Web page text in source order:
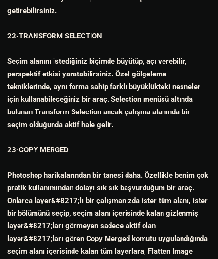
getirebilirsiniz.
22-TRANSFORM SELECTION
Seçim alanını istediğiniz biçimde büyütüp, açı verebilir,
perspektif etkisi yaratabilirsiniz. Özel gölgeleme
tekniklerinde, aynı forma sahip farklı büyüklükteki nesneler
için kullanabileceğiniz bir araç. Selection menüsü altında
bulunan Transform Selection ancak çalışma alanında bir
seçim olduğunda aktif hale gelir.
23-COPY MERGED
Photoshop harikalarından bir tanesi daha. Özellikle benim çok
pratik kullanımından dolayı sık sık başvurduğum bir araç.
Onlarca layer&#8217;lı bir çalışmanızda ister tüm alanı, ister
bir bölümünü seçip, seçim alanı içerisinde kalan gizlenmiş
layer&#8217;ları görmeyen sadece aktif olan
layer&#8217;ları gören Copy Merged komutu uygulandığında
seçim alanı içerisinde kalan tüm layerlara, Flatten Image